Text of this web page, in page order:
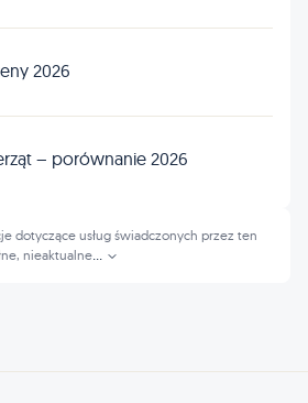
2026
– porównanie 2026
dotyczące usług świadczonych przez ten
nieaktualne